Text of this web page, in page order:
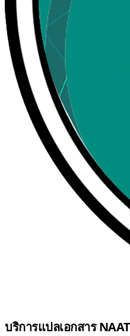
บริการแปลเอกสาร